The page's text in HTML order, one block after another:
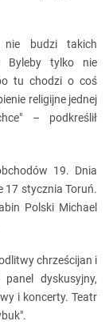
nie budzi takich
Byleby tylko nie
tu chodzi o coś
religijne jednej
– podkreślił
19. Dnia
17 stycznia Toruń.
Polski Michael
chrześcijan i
dyskusyjny,
i koncerty. Teatr